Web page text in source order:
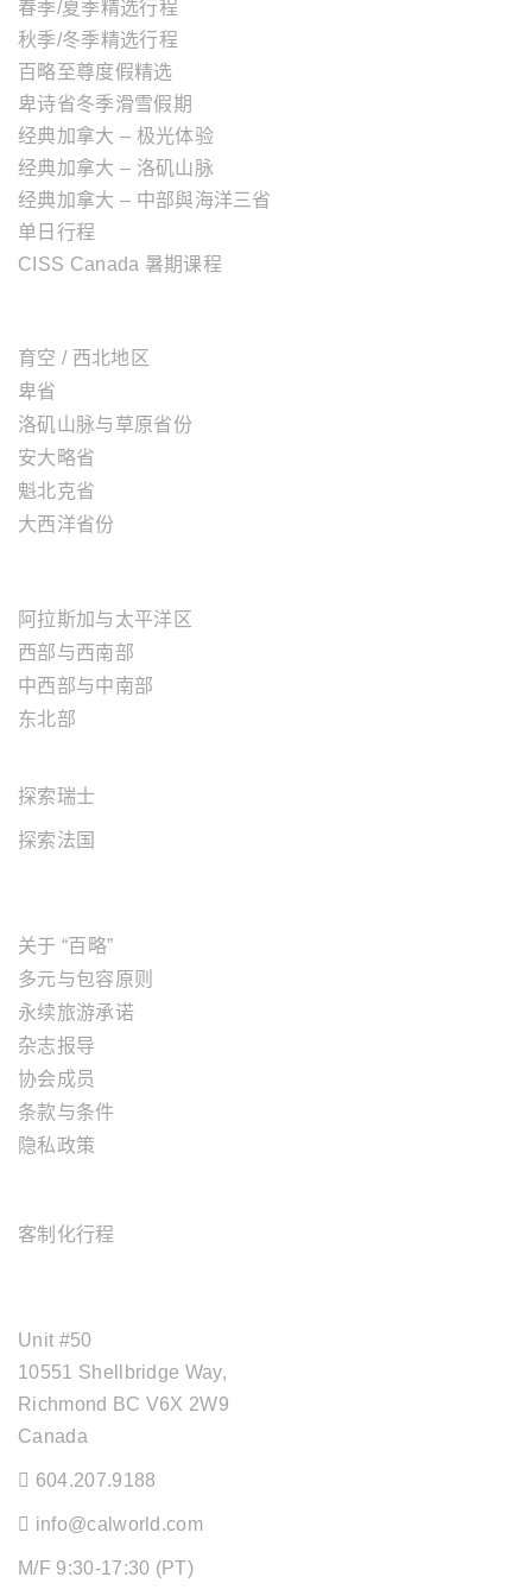
春季/夏季精选行程
秋季/冬季精选行程
百略至尊度假精选
卑诗省冬季滑雪假期
经典加拿大 – 极光体验
经典加拿大 – 洛矶山脉
经典加拿大 – 中部與海洋三省
单日行程
CISS Canada 暑期课程
育空 / 西北地区
卑省
洛矶山脉与草原省份
安大略省
魁北克省
大西洋省份
阿拉斯加与太平洋区
西部与西南部
中西部与中南部
东北部
探索瑞士
探索法国
关于 “百略”
多元与包容原则
永续旅游承诺
杂志报导
协会成员
条款与条件
隐私政策
客制化行程
Unit #50
10551 Shellbridge Way,
Richmond BC V6X 2W9
Canada
604.207.9188
info@calworld.com
M/F 9:30-17:30 (PT)